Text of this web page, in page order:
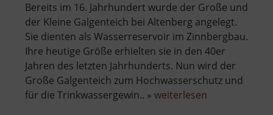
Bereits im 16. Jahrhundert wurde der Große und
der Kleine Galgenteich bei Altenberg angelegt.
Sie dienten als Wasserreservoir im Zinnbergbau.
Ihre heutige Größe erhielten sie in den 40er
Jahren des letzten Jahrhunderts. Nun wird der
Große Galgenteich zum Hochwasserschutz und
für die Trinkwassergewin.. » weiterlesen